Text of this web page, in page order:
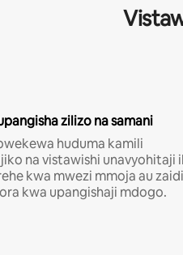
zilizo na samani
huduma kamili
na vistawishi unavyohitaji
kwa mwezi mmoja au
kwa upangishaji mdogo.